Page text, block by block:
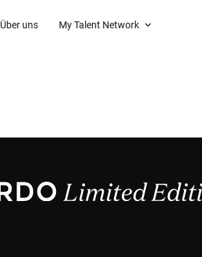
Über uns My Talent Network